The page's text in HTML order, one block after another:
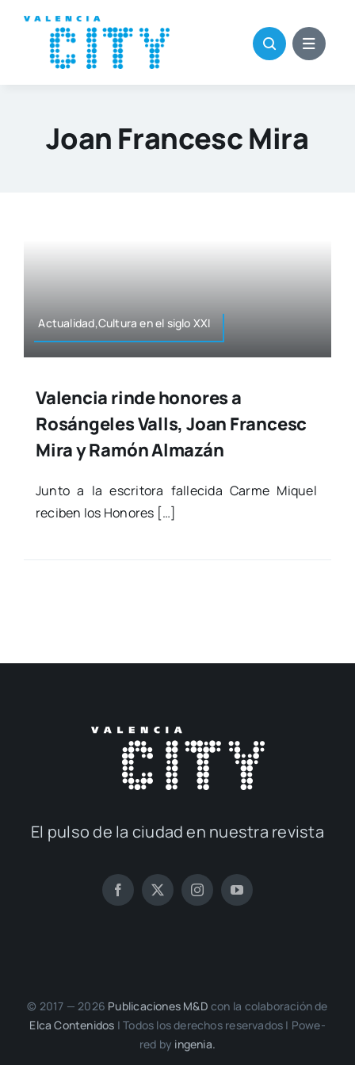
contenido
Joan Francesc Mira
Actualidad,Cultura en el siglo XXI
Valencia rinde honores a
Rosángeles Valls, Joan Francesc
Mira y Ramón Almazán
Jun­to a la escri­to­ra falle­ci­da Car­me Miquel
reci­ben los Hono­res […]
El pul­so de la ciu­dad en nues­tra revis­ta
© 2017 — 2026 Publi­ca­cio­nes M&D con la cola­bo­ra­ción de
Elca Con­te­ni­dos | Todos los dere­chos reser­va­dos | Powe­
red by inge­nia.